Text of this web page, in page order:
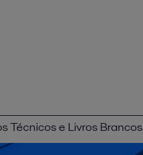
Técnicos e Livros Brancos